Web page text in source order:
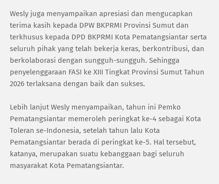
Wesly juga menyampaikan apresiasi dan mengucapkan
terima kasih kepada DPW BKPRMI Provinsi Sumut dan
terkhusus kepada DPD BKPRMI Kota Pematangsiantar serta
seluruh pihak yang telah bekerja keras, berkontribusi, dan
berkolaborasi dengan sungguh-sungguh. Sehingga
penyelenggaraan FASI ke XIII Tingkat Provinsi Sumut Tahun
2026 terlaksana dengan baik dan sukses.
Lebih lanjut Wesly menyampaikan, tahun ini Pemko
Pematangsiantar memeroleh peringkat ke-4 sebagai Kota
Toleran se-Indonesia, setelah tahun lalu Kota
Pematangsiantar berada di peringkat ke-5. Hal tersebut,
katanya, merupakan suatu kebanggaan bagi seluruh
masyarakat Kota Pematangsiantar.